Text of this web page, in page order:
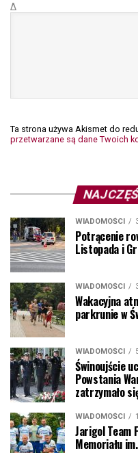
Δ
Ta strona używa Akismet do
przetwarzane są dane Twoich
WIADOMOŚCI
Potrącenie
Listopada i
WIADOMOŚCI
Wakacyjna
parkrunie w
WIADOMOŚCI
Świnoujście
Powstania
zatrzymało
WIADOMOŚCI
Jarigol Team
Memoriału